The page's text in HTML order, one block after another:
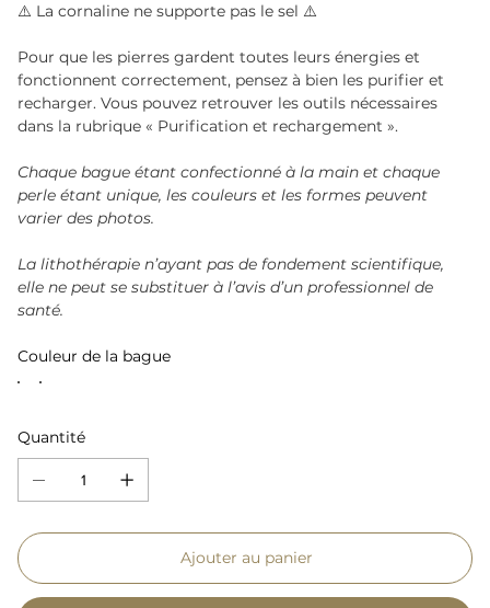
⚠️ La cornaline ne supporte pas le sel ⚠️
Pour que les pierres gardent toutes leurs énergies et
fonctionnent correctement, pensez à bien les purifier et
recharger. Vous pouvez retrouver les outils nécessaires
dans la rubrique « Purification et rechargement ».
Chaque bague étant confectionné à la main et chaque
perle étant unique, les couleurs et les formes peuvent
varier des photos.
La lithothérapie n’ayant pas de fondement scientifique,
elle ne peut se substituer à l’avis d’un professionnel de
santé.
Couleur de la bague
Quantité
Ajouter au panier